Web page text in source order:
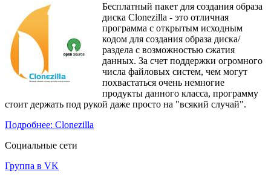
Бесплатный пакет для создания образа
диска Clonezilla - это отличная
программа с открытым исходным
кодом для создания образа диска/
раздела с возможностью сжатия
данных. За счет поддержки огромного
числа файловых систем, чем могут
похвастаться очень немногие
продукты данного класса, программу
стоит держать под рукой даже просто на "всякий случай".
Подробнее: Clonezilla
Социальные сети
Группа в VK